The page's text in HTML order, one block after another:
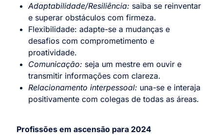
Adaptabilidade/Resiliência: saiba se reinventar
e superar obstáculos com firmeza.
Flexibilidade: adapte-se a mudanças e
desafios com comprometimento e
proatividade.
Comunicação: seja um mestre em ouvir e
transmitir informações com clareza.
Relacionamento interpessoal: una-se e interaja
positivamente com colegas de todas as áreas.
Profissões em ascensão para 2024